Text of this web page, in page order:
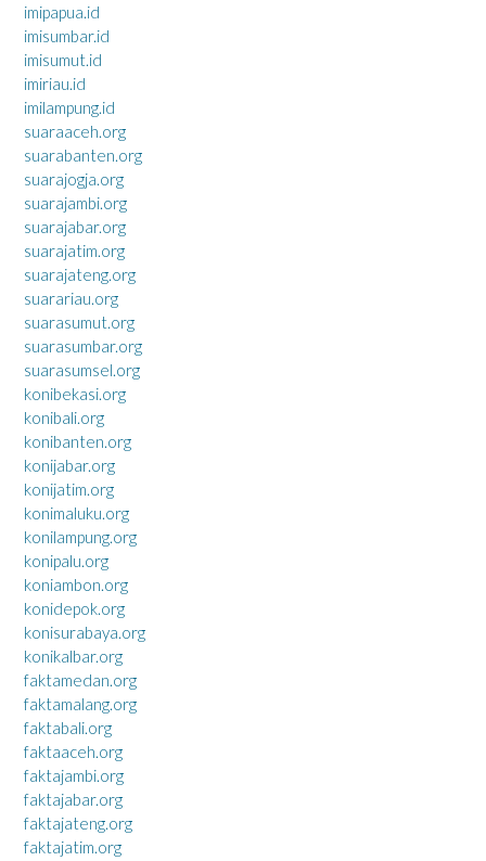
imipapua.id
imisumbar.id
imisumut.id
imiriau.id
imilampung.id
suaraaceh.org
suarabanten.org
suarajogja.org
suarajambi.org
suarajabar.org
suarajatim.org
suarajateng.org
suarariau.org
suarasumut.org
suarasumbar.org
suarasumsel.org
konibekasi.org
konibali.org
konibanten.org
konijabar.org
konijatim.org
konimaluku.org
konilampung.org
konipalu.org
koniambon.org
konidepok.org
konisurabaya.org
konikalbar.org
faktamedan.org
faktamalang.org
faktabali.org
faktaaceh.org
faktajambi.org
faktajabar.org
faktajateng.org
faktajatim.org